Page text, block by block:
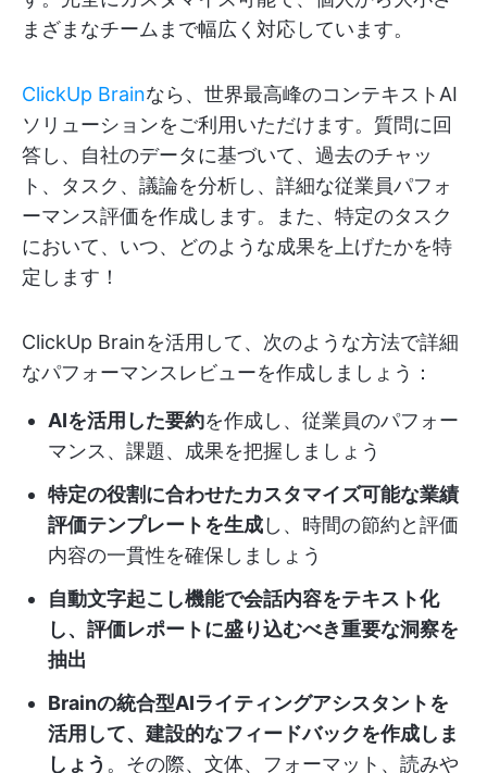
まざまなチームまで幅広く対応しています。
ClickUp Brainなら、世界最高峰のコンテキストAI
ソリューションをご利用いただけます。質問に回
答し、自社のデータに基づいて、過去のチャッ
ト、タスク、議論を分析し、詳細な従業員パフォ
ーマンス評価を作成します。また、特定のタスク
において、いつ、どのような成果を上げたかを特
定します！
ClickUp Brainを活用して、次のような方法で詳細
なパフォーマンスレビューを作成しましょう：
AIを活用した要約を作成し、従業員のパフォー
マンス、課題、成果を把握しましょう
特定の役割に合わせたカスタマイズ可能な業績
評価テンプレートを生成し、時間の節約と評価
内容の一貫性を確保しましょう
自動文字起こし機能で会話内容をテキスト化
し、評価レポートに盛り込むべき重要な洞察を
抽出
Brainの統合型AIライティングアシスタントを
活用して、建設的なフィードバックを作成しま
しょう 。その際、文体、フォーマット、読みや